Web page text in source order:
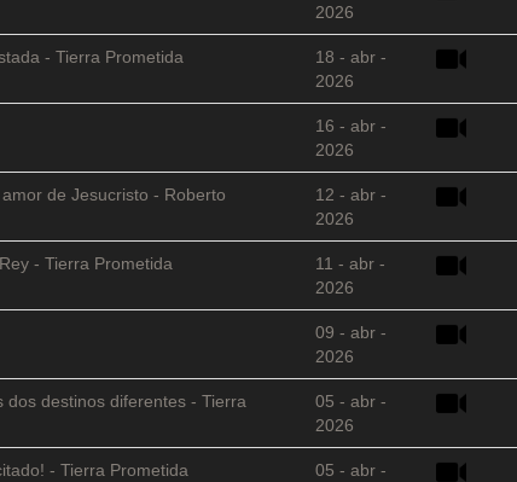
2026
- Tierra Prometida
18 - abr -
2026
16 - abr -
2026
de Jesucristo - Roberto
12 - abr -
2026
- Tierra Prometida
11 - abr -
2026
09 - abr -
2026
dos destinos diferentes - Tierra
05 - abr -
2026
- Tierra Prometida
05 - abr -